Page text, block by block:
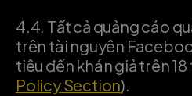
4.4. Tất cả quảng cáo
trên tài nguyên
tiêu đến khán giả trên 18
Policy Section).